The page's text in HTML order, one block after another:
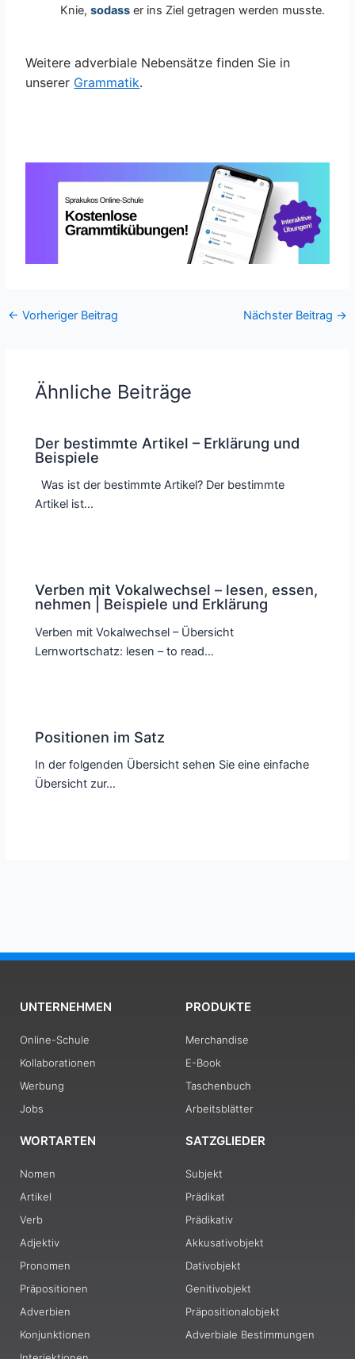
Knie,sodass er ins Ziel getragen werden musste.
Weitere adverbiale Nebensätze finden Sie in
unserer Grammatik.
← Vorheriger Beitrag Nächster Beitrag →
Ähnliche Beiträge
Der bestimmte Artikel – Erklärung und
Beispiele
Was ist der bestimmte Artikel? Der bestimmte
Artikel ist…
Verben mit Vokalwechsel – lesen, essen,
nehmen | Beispiele und Erklärung
Verben mit Vokalwechsel – Übersicht
Lernwortschatz: lesen – to read…
Positionen im Satz
In der folgenden Übersicht sehen Sie eine einfache
Übersicht zur…
UNTERNEHMEN
Online-Schule
Kollaborationen
Werbung
Jobs
PRODUKTE
Merchandise
E-Book
Taschenbuch
Arbeitsblätter
WORTARTEN
Nomen
Artikel
Verb
Adjektiv
Pronomen
Präpositionen
Adverbien
Konjunktionen
SATZGLIEDER
Subjekt
Prädikat
Prädikativ
Akkusativobjekt
Dativobjekt
Genitivobjekt
Präpositionalobjekt
Adverbiale Bestimmungen